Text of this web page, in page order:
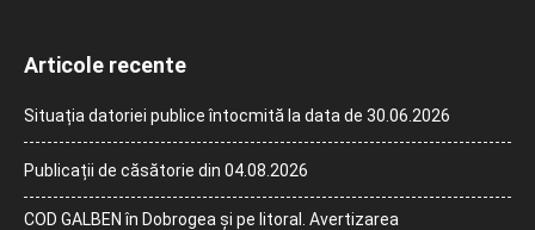
Articole recente
Situația datoriei publice întocmită la data de 30.06.2026
Publicații de căsătorie din 04.08.2026
COD GALBEN în Dobrogea și pe litoral. Avertizarea